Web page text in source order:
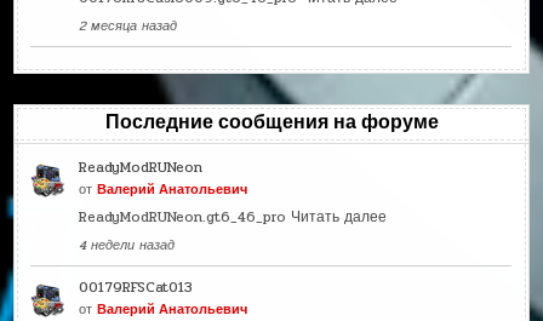
2 месяца назад
Последние сообщения на форуме
ReadyModRUNeon
отВалерий Анатольевич
ReadyModRUNeon.gt6_46_pro Читать далее
4 недели назад
00179RFSCat013
отВалерий Анатольевич